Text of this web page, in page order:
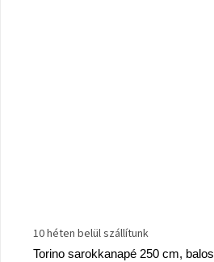
Torino sarokkanapé 250 cm, balos
10 héten belül szállítunk